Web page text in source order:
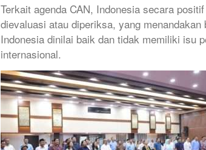
Terkait agenda CAN, Indonesia secara
dievaluasi atau diperiksa, yang
Indonesia dinilai baik dan tidak memiliki isu
internasional.